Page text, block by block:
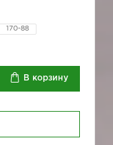
170-88
В корзину